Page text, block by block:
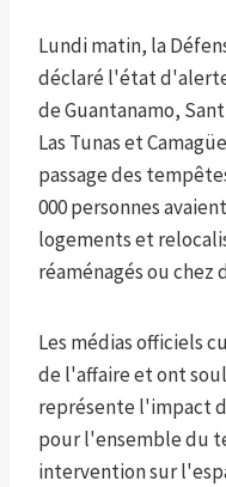
Lundi matin, la
déclaré l'état
de Guantanamo,
Las Tunas et
passage des
000 personnes
logements et
réaménagés ou chez
Les médias officiels
de l'affaire et ont
représente l'impact
pour l'ensemble du
intervention sur